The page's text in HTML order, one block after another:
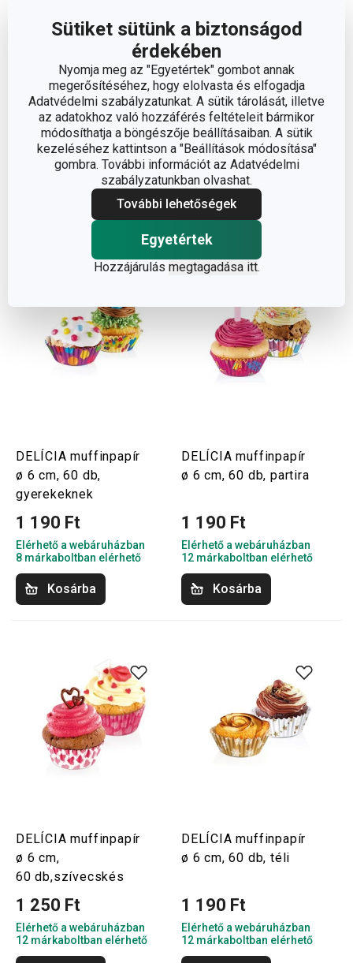
Sütiket sütünk a biztonságod
érdekében
Nyomja meg az "Egyetértek" gombot annak
megerősítéséhez, hogy elolvasta és elfogadja
Adatvédelmi szabályzatunkat. A sütik tárolását, illetve
az adatokhoz való hozzáférés feltételeit bármikor
módosíthatja a böngészője beállításaiban. A sütik
kezeléséhez kattintson a "Beállítások módosítása"
gombra. További információt az Adatvédelmi
szabályzatunkban olvashat.
További lehetőségek
Egyetértek
Hozzájárulás megtagadása itt.
DELÍCIA muffinpapír
ø 6,0 cm, 100 db, színes
1 280 Ft
Elérhető a webáruházban
12 márkaboltban elérhető
DELÍCIA muffinpapír
ø 6 cm, 60 db, kávéhoz
1 190 Ft
Elérhető a webáruházban
7 márkaboltban elérhető
Kosárba
DELÍCIA muffinpapír
ø 6 cm, 60 db,
gyerekeknek
1 190 Ft
Elérhető a webáruházban
8 márkaboltban elérhető
Kosárba
DELÍCIA muffinpapír
ø 6 cm, 60 db, partira
1 190 Ft
Elérhető a webáruházban
12 márkaboltban elérhető
Kosárba
DELÍCIA muffinpapír
ø 6 cm,
60 db,szívecskés
1 250 Ft
Elérhető a webáruházban
12 márkaboltban elérhető
DELÍCIA muffinpapír
ø 6 cm, 60 db, téli
1 190 Ft
Elérhető a webáruházban
12 márkaboltban elérhető